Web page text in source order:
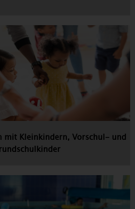
mit Kleinkindern, Vorschul- und